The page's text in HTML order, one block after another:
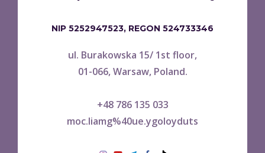
NIP 5252947523, REGON 524733346
ul. Burakowska 15/ 1st floor,
01-066, Warsaw, Poland.
+48 786 135 033
moc.liamg%40ue.ygoloyduts